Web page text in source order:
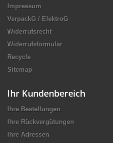
Impressum
VerpackG / ElektroG
Widerrufsrecht
Widerrufsformular
Recycle
Sitemap
Ihr Kundenbereich
Ihre Bestellungen
Ihre Rückvergütungen
Ihre Adressen